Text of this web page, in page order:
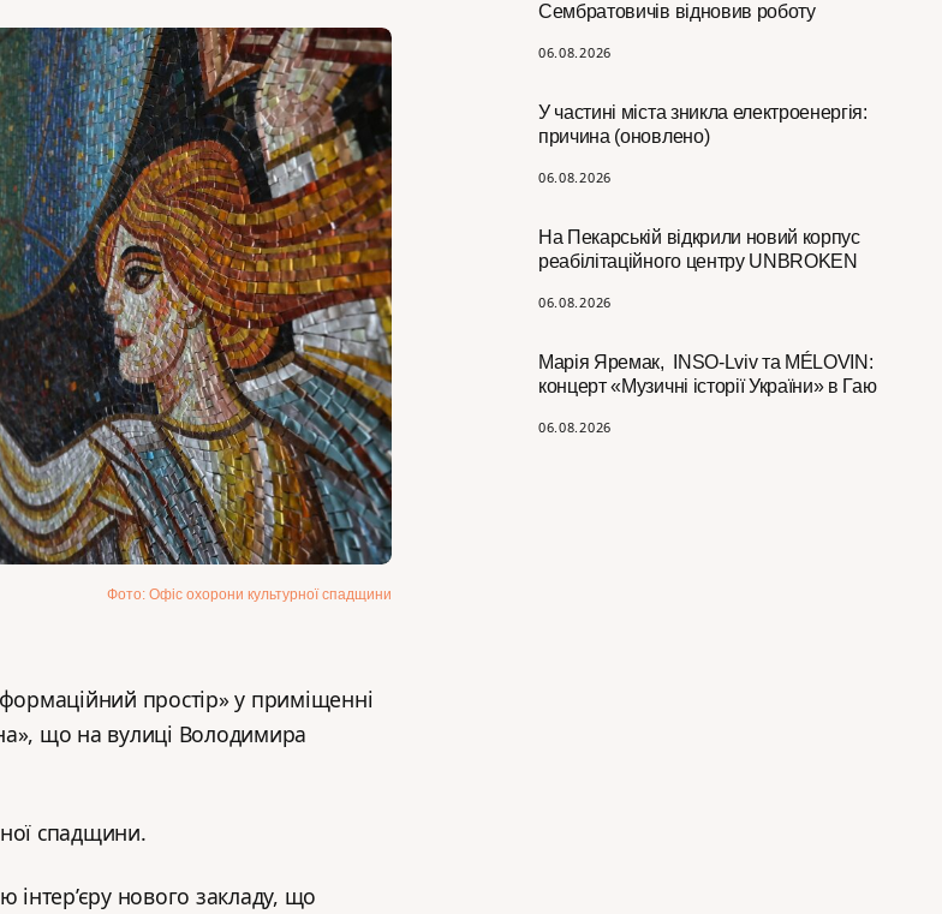
Сембратовичів відновив роботу
06.08.2026
У частині міста зникла електроенергія:
причина (оновлено)
06.08.2026
На Пекарській відкрили новий корпус
реабілітаційного центру UNBROKEN
06.08.2026
Марія Яремак, INSO-Lviv та MÉLOVIN:
концерт «Музичні історії України» в Гаю
06.08.2026
Фото: Офіс охорони культурної спадщини
простір» у приміщенні
що на вулиці Володимира
спадщини.
нового закладу, що